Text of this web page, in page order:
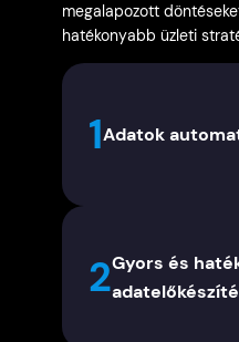
megalapozott
hatékonyabb üzleti
1Adatok
2Gyors és